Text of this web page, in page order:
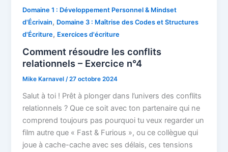
Domaine 1 : Développement Personnel & Mindset
d'Écrivain, Domaine 3 : Maîtrise des Codes et Structures
d'Écriture, Exercices d'écriture
Comment résoudre les conflits
relationnels – Exercice n°4
Mike Karnavel/27 octobre 2024
Salut à toi ! Prêt à plonger dans l’univers des conflits
relationnels ? Que ce soit avec ton partenaire qui ne
comprend toujours pas pourquoi tu veux regarder un
film autre que « Fast & Furious », ou ce collègue qui
joue à cache-cache avec ses délais, ces tensions